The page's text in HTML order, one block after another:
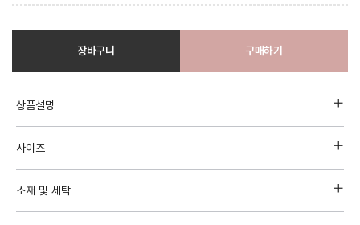
장바구니 구매하기
상품설명
사이즈
소재 및 세탁